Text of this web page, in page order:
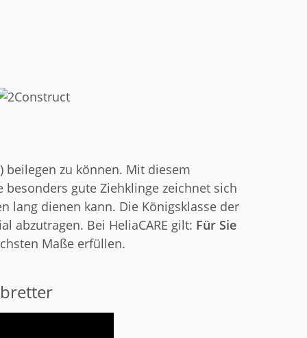
beilegen zu können. Mit diesem
gute Ziehklinge zeichnet sich
lang dienen kann. Die Königsklasse der
abzutragen. Bei HeliaCARE gilt: Für Sie
Maße erfüllen.